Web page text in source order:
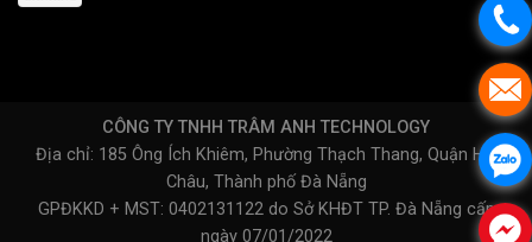
CÔNG TY TNHH TRÂM ANH TECHNOLOGY
Địa chỉ: 185 Ông Ích Khiêm, Phường Thạch Thang, Quận Hải
Châu, Thành phố Đà Nẵng
GPĐKKD + MST: 0402131122 do Sở KHĐT TP. Đà Nẵng cấp
ngày 07/01/2022